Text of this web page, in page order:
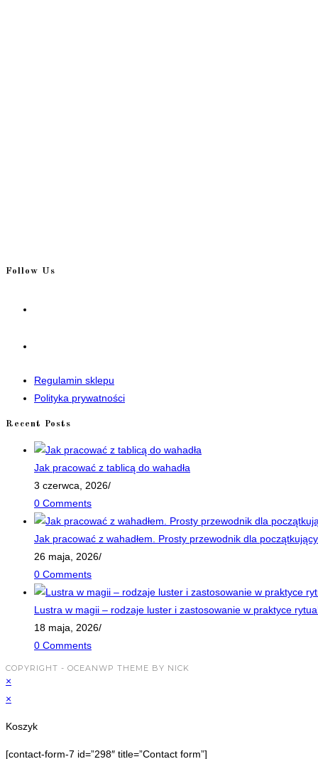
Follow Us
new
tab
Regulamin sklepu
Polityka prywatności
Recent Posts
Jak pracować z tablicą do wahadła
3 czerwca, 2026/
0 Comments
Jak pracować z wahadłem. Prosty przewodnik dla
26 maja, 2026/
0 Comments
Lustra w magii – rodzaje luster i zastosowanie w praktyce
18 maja, 2026/
0 Comments
COPYRIGHT - OCEANWP THEME BY NICK
×
×
Koszyk
[contact-form-7 id=”298″ title=”Contact form”]